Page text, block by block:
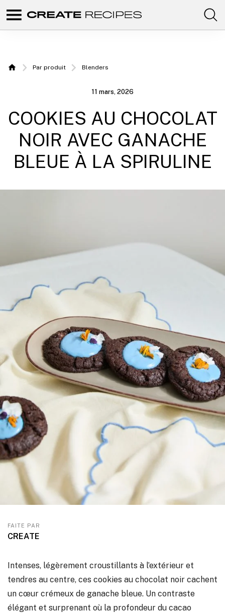
Create
Recettes
avec
votre
Chefbot
Comunidad
con
tus
Home
Par produit Blenders
11 mars, 2026
COOKIES AU CHOCOLAT
NOIR AVEC GANACHE
BLEUE À LA SPIRULINE
FAITE PAR
CREATE
Intenses, légèrement croustillants à l’extérieur et
tendres au centre, ces cookies au chocolat noir cachent
un cœur crémeux de ganache bleue. Un contraste
élégant et surprenant où la profondeur du cacao